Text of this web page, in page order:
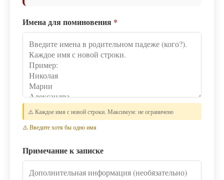
Имена для поминовения *
⚠️ Каждое имя с новой строки. Максимум: не ограничено
⚠️ Введите хотя бы одно имя
Примечание к записке